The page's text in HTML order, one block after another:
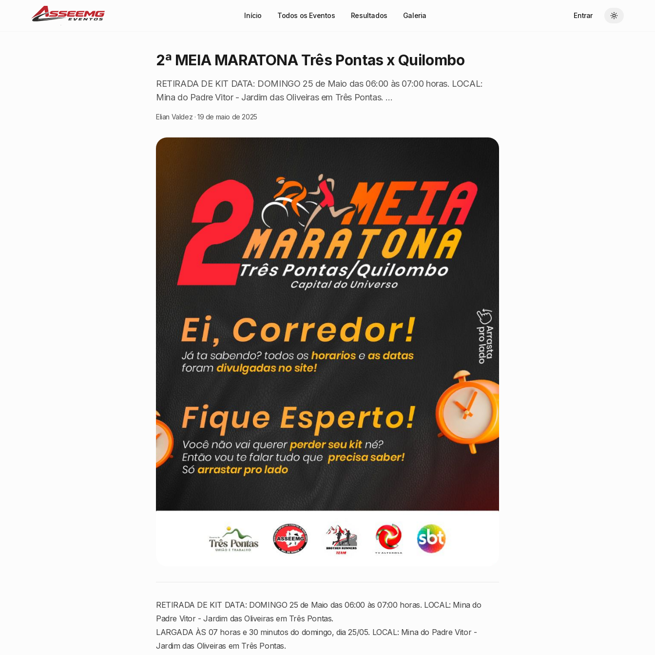
Início Todos os Eventos Resultados Galeria Entrar Toggle theme
2ª MEIA MARATONA Três Pontas x Quilombo
RETIRADA DE KIT DATA: DOMINGO 25 de Maio das 06:00 às 07:00 horas. LOCAL:
Mina do Padre Vitor - Jardim das Oliveiras em Três Pontas. ...
Elian Valdez ·19 de maio de 2025
RETIRADA DE KIT DATA: DOMINGO 25 de Maio das 06:00 às 07:00 horas. LOCAL: Mina do
Padre Vitor - Jardim das Oliveiras em Três Pontas.
LARGADA ÀS 07 horas e 30 minutos do domingo, dia 25/05. LOCAL: Mina do Padre Vitor -
Jardim das Oliveiras em Três Pontas.